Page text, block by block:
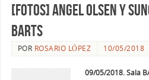
[FOTOS] Angel Olsen y
Barts
POR ROSARIO LÓPEZ 10/05/2018
09/05/2018. Sala